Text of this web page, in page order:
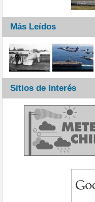
Más Leídos
Sitios de Interés